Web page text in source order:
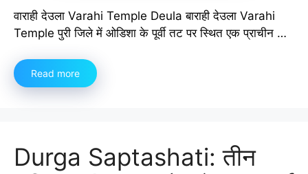
वाराही देउला Varahi Temple Deula बाराही देउला Varahi
Temple पुरी जिले में ओडिशा के पूर्वी तट पर स्थित एक प्राचीन …
Read more
Durga Saptashati: तीन